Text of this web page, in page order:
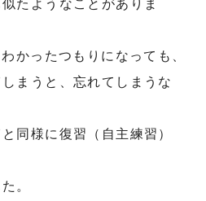
かったつもりになっても、
まうと、忘れてしまうな
同様に復習（自主練習）
。